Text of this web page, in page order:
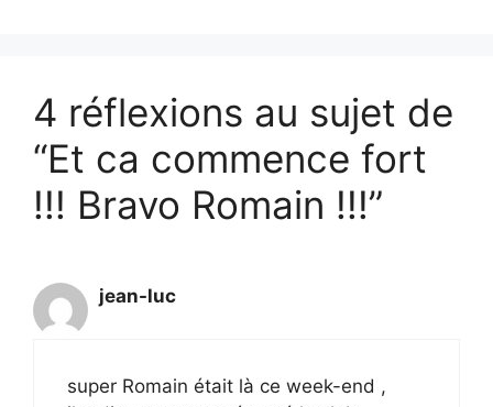
4 réflexions au sujet de
“Et ca commence fort
!!! Bravo Romain !!!”
jean-luc
super Romain était là ce week-end ,